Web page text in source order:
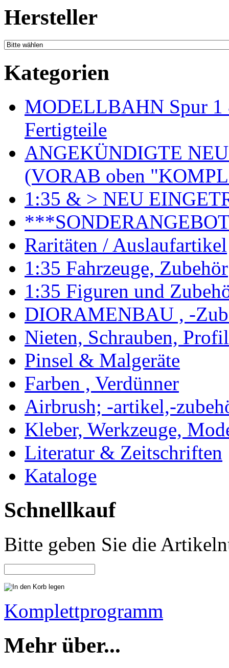
Hersteller
Kategorien
MODELLBAHN Spur 1
Fertigteile
ANGEKÜNDIGTE
(VORAB oben
1:35 & > NEU
Raritäten / Auslaufartikel
1:35 Fahrzeuge, Zubehör
1:35 Figuren und
DIORAMENBAU , -
Nieten, Schrauben,
Pinsel & Malgeräte
Farben , Verdünner
Airbrush; -artikel,-
Kleber, Werkzeuge,
Literatur & Zeitschriften
Kataloge
Schnellkauf
Bitte geben Sie die
Komplettprogramm
Mehr über...